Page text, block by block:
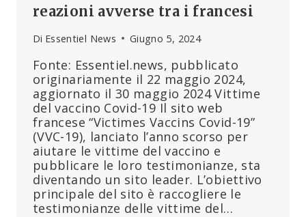
reazioni avverse tra i francesi
Di Essentiel News Giugno 5, 2024
Fonte: Essentiel.news, pubblicato
originariamente il 22 maggio 2024,
aggiornato il 30 maggio 2024 Vittime
del vaccino Covid-19 Il sito web
francese “Victimes Vaccins Covid-19”
(VVC-19), lanciato l’anno scorso per
aiutare le vittime del vaccino e
pubblicare le loro testimonianze, sta
diventando un sito leader. L’obiettivo
principale del sito è raccogliere le
testimonianze delle vittime del…